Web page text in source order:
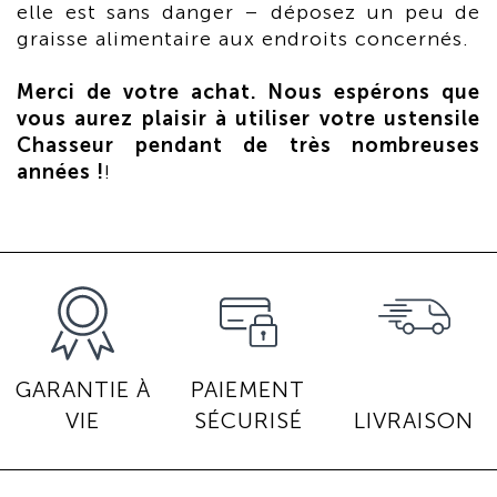
elle est sans danger – déposez un peu de
graisse alimentaire aux endroits concernés.
Merci de votre achat. Nous espérons que
vous aurez plaisir à utiliser votre ustensile
Chasseur pendant de très nombreuses
années !!
GARANTIE À
VIE
PAIEMENT
SÉCURISÉ
LIVRAISON